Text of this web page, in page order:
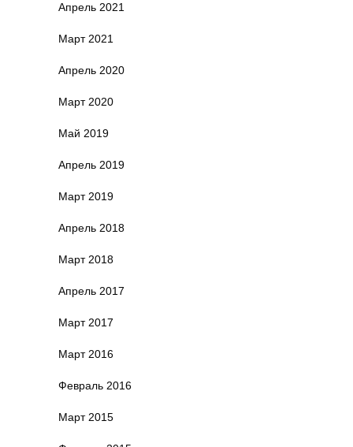
Апрель 2021
Март 2021
Апрель 2020
Март 2020
Май 2019
Апрель 2019
Март 2019
Апрель 2018
Март 2018
Апрель 2017
Март 2017
Март 2016
Февраль 2016
Март 2015